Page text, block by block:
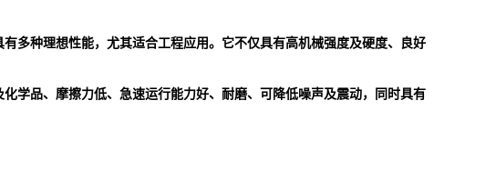
多种理想性能，尤其适合工程应用。它不仅具有高机械强度及硬度、良好
学品、摩擦力低、急速运行能力好、耐磨、可降低噪声及震动，同时具有